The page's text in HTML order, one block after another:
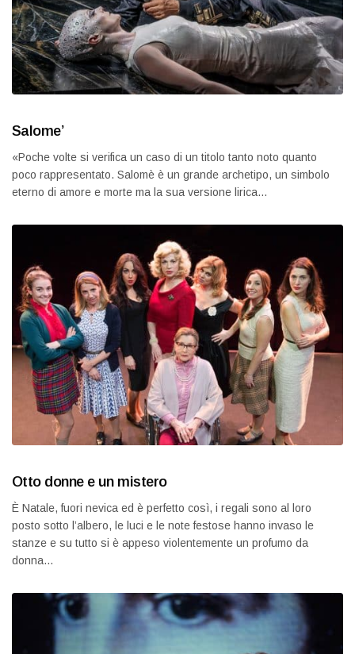
Salome’
«Poche volte si verifica un caso di un titolo tanto noto quanto
poco rappresentato. Salomè è un grande archetipo, un simbolo
eterno di amore e morte ma la sua versione lirica…
Otto donne e un mistero
È Natale, fuori nevica ed è perfetto così, i regali sono al loro
posto sotto l’albero, le luci e le note festose hanno invaso le
stanze e su tutto si è appeso violentemente un profumo da
donna…